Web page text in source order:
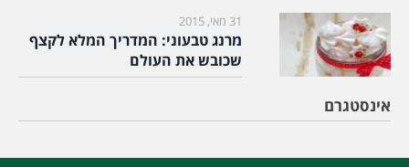
31 מאי, 2015
מרנג טבעוני: המדריך המלא לקצף
שכובש את העולם
אינסטגרם